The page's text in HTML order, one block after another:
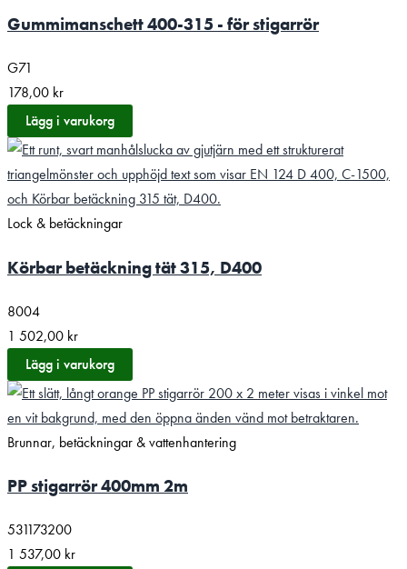
Gummimanschett 400-315 - för stigarrör
G71
178,00 kr
Lägg i varukorg
Lock & betäckningar
Körbar betäckning tät 315, D400
8004
1 502,00 kr
Lägg i varukorg
Brunnar, betäckningar & vattenhantering
PP stigarrör 400mm 2m
531173200
1 537,00 kr